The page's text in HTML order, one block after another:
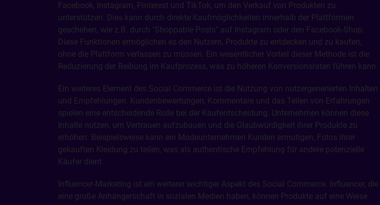
Facebook, Instagram, Pinterest und TikTok, um den Verkauf von Produkten zu
unterstützen. Dies kann durch direkte Kaufmöglichkeiten innerhalb der Plattformen
geschehen, wie z.B. durch "Shoppable Posts" auf Instagram oder den Facebook-Shop.
Diese Funktionen ermöglichen es den Nutzern, Produkte zu entdecken und zu kaufen,
ohne die Plattform verlassen zu müssen. Ein wesentlicher Vorteil dieser Methode ist die
Reduzierung der Reibung im Kaufprozess, was zu höheren Konversionsraten führen kann.
Ein weiteres Element des Social Commerce ist die Nutzung von nutzergenerierten Inhalten
und Empfehlungen. Kundenbewertungen, Kommentare und das Teilen von Erfahrungen
spielen eine entscheidende Rolle bei der Kaufentscheidung. Unternehmen können diese
Inhalte nutzen, um Vertrauen aufzubauen und die Glaubwürdigkeit ihrer Produkte zu
erhöhen. Beispielsweise kann ein Modeunternehmen Kunden ermutigen, Fotos ihrer
gekauften Kleidung zu teilen, was als authentische Empfehlung für andere potenzielle
Käufer dient.
Influencer-Marketing ist ein weiterer wichtiger Aspekt des Social Commerce. Influencer, die
eine große Anhängerschaft in sozialen Medien haben, können Produkte auf eine Weise